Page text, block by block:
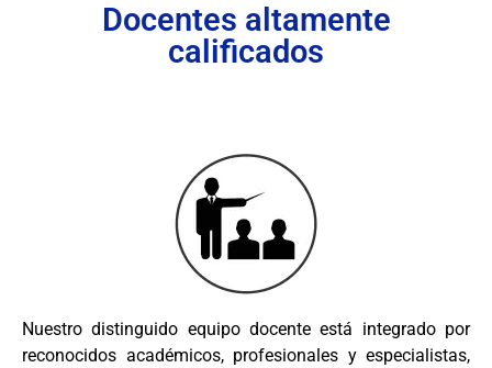
Docentes altamente
calificados
Nuestro distinguido equipo docente está integrado por
reconocidos académicos, profesionales y especialistas,